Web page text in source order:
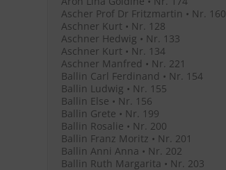
Ascher Prof Dr Fritzmartin • Nr. 160
Aschner Kurt • Nr. 128
Aschner Hedwig • Nr. 133
Aschner Kurt • Nr. 134
Aschner Manfred • Nr. 221
Ballin Carl Ferdinand • Nr. 154
Ballin Ludwig • Nr. 155
Ballin Else • Nr. 156
Ballin Grete • Nr. 199
Ballin Rosalie • Nr. 200
Ballin Franz Moritz • Nr. 201
Ballin Anni Anna • Nr. 202
Ballin Ruth Margarita • Nr. 203